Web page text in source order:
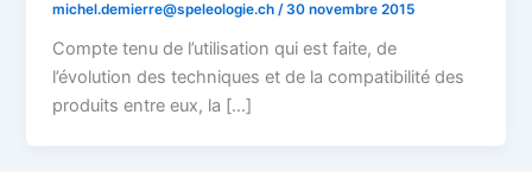
michel.demierre@speleologie.ch/30 novembre 2015
Compte tenu de l’utilisation qui est faite, de
l’évolution des techniques et de la compatibilité des
produits entre eux, la […]